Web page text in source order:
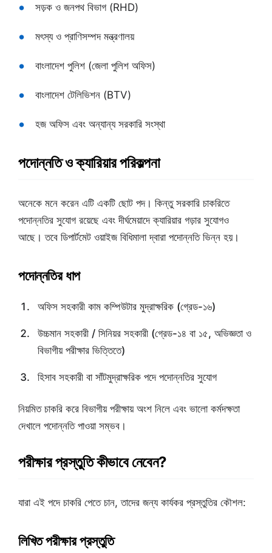
সড়ক ও জনপথ বিভাগ (RHD)
মৎস্য ও প্রাণিসম্পদ মন্ত্রণালয়
বাংলাদেশ পুলিশ (জেলা পুলিশ অফিস)
বাংলাদেশ টেলিভিশন (BTV)
হজ অফিস এবং অন্যান্য সরকারি সংস্থা
পদোন্নতি ও ক্যারিয়ার পরিকল্পনা
অনেকে মনে করেন এটি একটি ছোট পদ। কিন্তু সরকারি চাকরিতে
পদোন্নতির সুযোগ রয়েছে এবং দীর্ঘমেয়াদে ক্যারিয়ার গড়ার সুযোগও
আছে। তবে ডিপার্টমেট ওয়াইজ বিধিমালা দ্বারা পদোন্নতি ভিন্ন হয়।
পদোন্নতির ধাপ
অফিস সহকারী কাম কম্পিউটার মুদ্রাক্ষরিক (গ্রেড-১৬)
উচ্চমান সহকারী / সিনিয়র সহকারী (গ্রেড-১৪ বা ১৫, অভিজ্ঞতা ও
বিভাগীয় পরীক্ষার ভিত্তিতে)
হিসাব সহকারী বা সাঁটমুদ্রাক্ষরিক পদে পদোন্নতির সুযোগ
নিয়মিত চাকরি করে বিভাগীয় পরীক্ষায় অংশ নিলে এবং ভালো কর্মদক্ষতা
দেখালে পদোন্নতি পাওয়া সম্ভব।
পরীক্ষার প্রস্তুতি কীভাবে নেবেন?
যারা এই পদে চাকরি পেতে চান, তাদের জন্য কার্যকর প্রস্তুতির কৌশল:
লিখিত পরীক্ষার প্রস্তুতি